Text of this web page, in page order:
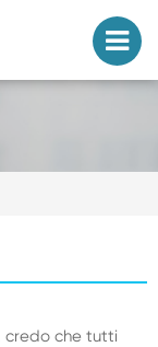
credo che tutti